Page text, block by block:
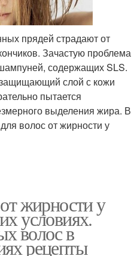
прядей страдают от
Зачастую проблема
содержащих SLS.
слой с кожи
пытается
выделения жира. В
волос от жирности у
жирности у
условиях.
волос в
рецепты